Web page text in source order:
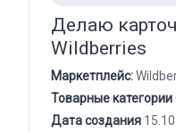
Делаю
Wildberries
Маркетплейс:
Товарные категории
Дата создания